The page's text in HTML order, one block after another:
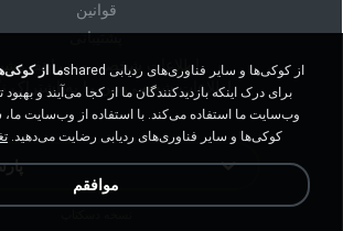
قوانين
پشتیبانی
اطلاعات شخصی من را
اطلاعات شخصی من را به اشتراک
ما از
برای درک اینکه بازدیدکنندگان ما از کجا می‌آیند و
وب‌سایت ما استفاده می‌کند. با استفاده از وب‌سایت ما،
کوکی‌ها و سایر فناوری‌های ردیابی رضایت می‌دهید.
موافقم